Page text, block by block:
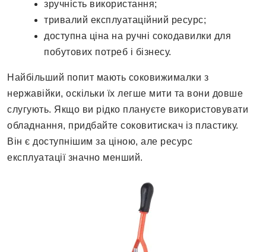
зручність використання;
тривалий експлуатаційний ресурс;
доступна ціна на ручні сокодавилки для
побутових потреб і бізнесу.
Найбільший попит мають соковижималки з
нержавійки, оскільки їх легше мити та вони довше
слугують. Якщо ви рідко плануєте використовувати
обладнання, придбайте соковитискач із пластику.
Він є доступнішим за ціною, але ресурс
експлуатації значно менший.